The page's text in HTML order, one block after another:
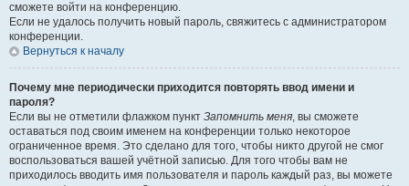
сможете войти на конференцию.
Если не удалось получить новый пароль, свяжитесь с администратором
конференции.
Вернуться к началу
Почему мне периодически приходится повторять ввод имени и
пароля?
Если вы не отметили флажком пункт Запомнить меня, вы сможете
оставаться под своим именем на конференции только некоторое
ограниченное время. Это сделано для того, чтобы никто другой не смог
воспользоваться вашей учётной записью. Для того чтобы вам не
приходилось вводить имя пользователя и пароль каждый раз, вы можете